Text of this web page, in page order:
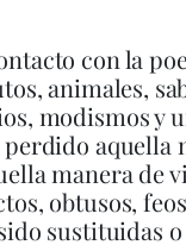
con la
animales,
modismos y
perdido
manera de
obtusos,
sustituidas